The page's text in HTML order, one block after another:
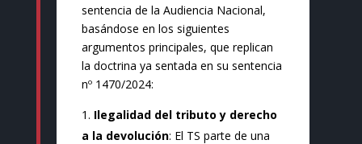
sentencia de la Audiencia Nacional,
basándose en los siguientes
argumentos principales, que replican
la doctrina ya sentada en su sentencia
nº 1470/2024:
Ilegalidad del tributo y derecho
a la devolución: El TS parte de una